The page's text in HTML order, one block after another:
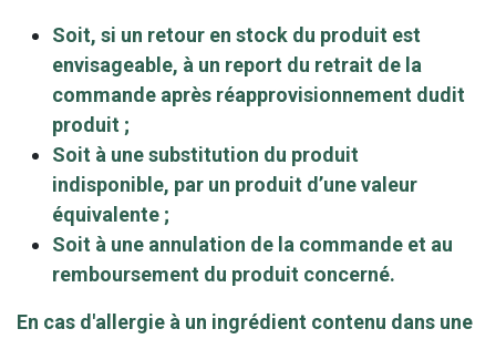
Soit, si un retour en stock du produit est
envisageable, à un report du retrait de la
commande après réapprovisionnement dudit
produit ;
Soit à une substitution du produit
indisponible, par un produit d’une valeur
équivalente ;
Soit à une annulation de la commande et au
remboursement du produit concerné.
En cas d'allergie à un ingrédient contenu dans une